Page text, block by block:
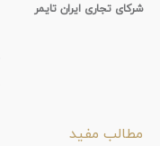
شرکای تجاری ایران تایمر
مطالب مفید